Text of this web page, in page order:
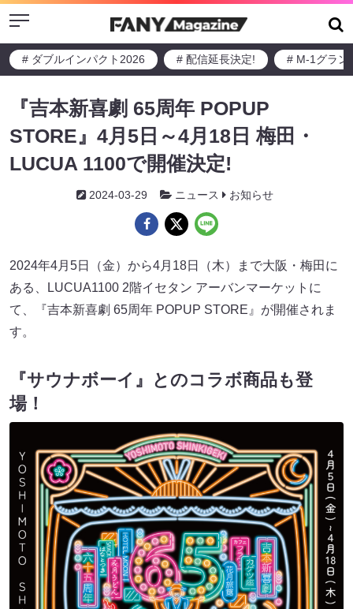
Menu
# ダブルインパクト2026 # 配信延長決定! # M-1グラン
『吉本新喜劇 65周年 POPUP
STORE』4月5日～4月18日 梅田・
LUCUA 1100で開催決定!
2024-03-29 ニュース お知らせ
2024年4月5日（金）から4月18日（木）まで大阪・梅田に
ある、LUCUA1100 2階イセタン アーバンマーケットに
て、『吉本新喜劇 65周年 POPUP STORE』が開催されま
す。
『サウナボーイ』とのコラボ商品も登
場！